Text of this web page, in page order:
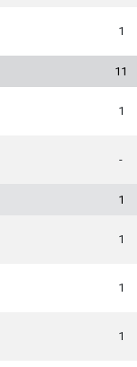
1
11
1
-
1
1
1
1